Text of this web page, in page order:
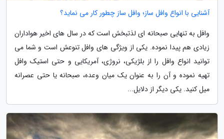
آشنایی با انواع وافل ساز؛ وافل ساز چطور کار می نماید؟
وافل به تنهایی صبحانه ای لذتبخش است که در سال های اخیر هواداران
زیادی هم پیدا نموده. یکی از ویژگی های وافل تنوعش است و شما می
توانید انواع وافل را از بلژیکی، نروژی، آمریکایی و حتی استیک وافل
تهیه نموده و آن را به عنوان یک میان وعده، صبحانه یا حتی عصرانه
میل کنید. یکی دیگر از دلایل...